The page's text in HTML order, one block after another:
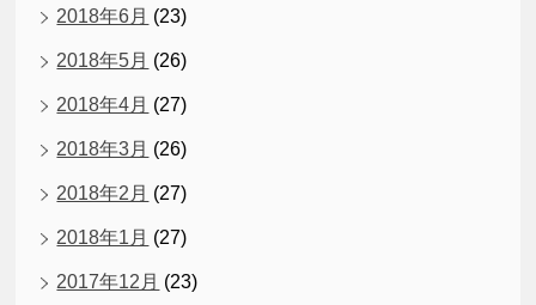
2018年6月 (23)
2018年5月 (26)
2018年4月 (27)
2018年3月 (26)
2018年2月 (27)
2018年1月 (27)
2017年12月 (23)